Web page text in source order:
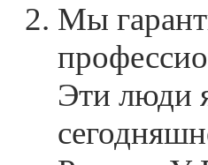
Мы
Эти люди